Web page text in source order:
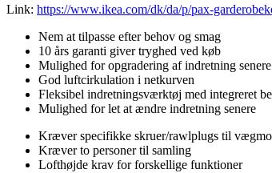
Link: https://www.ikea.com/dk/da/p/pax-
Nem at tilpasse efter behov og smag
10 års garanti giver tryghed ved køb
Mulighed for opgradering af indretning senere
God luftcirkulation i netkurven
Fleksibel indretningsværktøj med integreret
Mulighed for let at ændre indretning senere
Kræver specifikke skruer/rawlplugs til
Kræver to personer til samling
Lofthøjde krav for forskellige funktioner